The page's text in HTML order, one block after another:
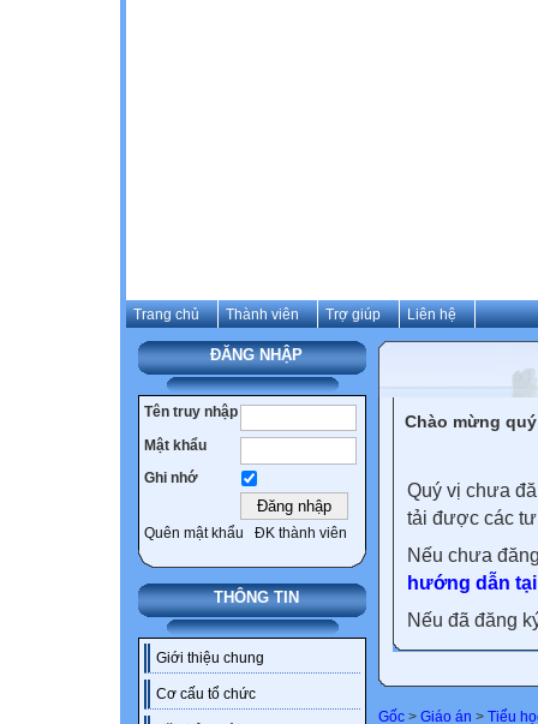
Trang chủ Thành viên Trợ giúp Liên hệ
ĐĂNG NHẬP
Tên truy nhập
Mật khẩu
Ghi nhớ
Quên mật khẩu ĐK thành viên
THÔNG TIN
Giới thiệu chung
Cơ cấu tổ chức
Chào mừng
Quý vị chưa
tải được các
Nếu chưa
hướng dẫn
Nếu đã đăng
Gốc > Giáo án > Tiểu